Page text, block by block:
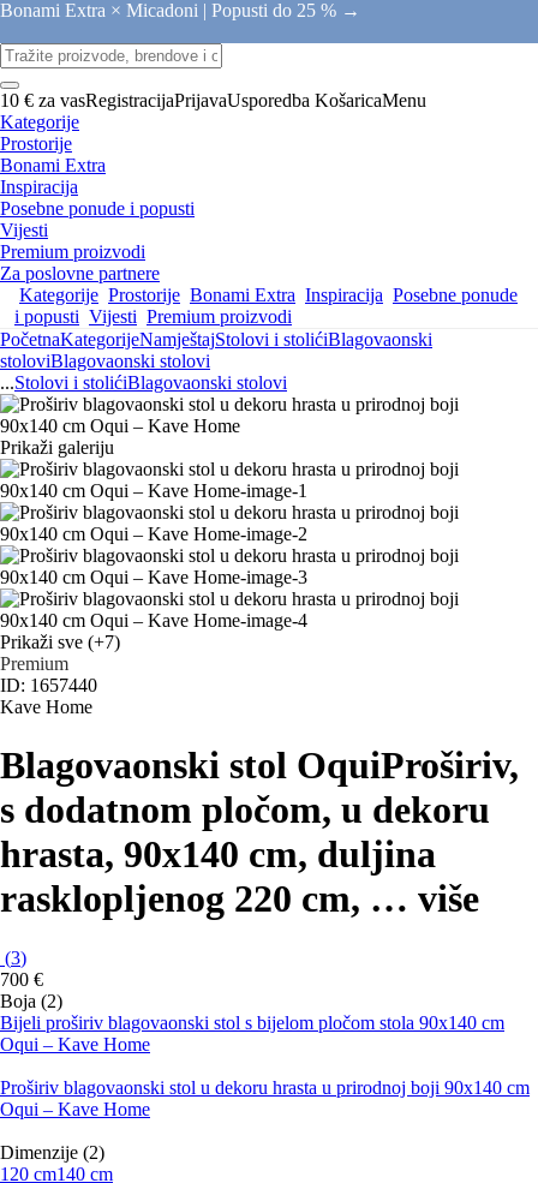
Bonami Extra × Micadoni | Popusti do 25 % →
10 € za vasRegistracijaPrijavaUsporedba KošaricaMenu
Kategorije
Prostorije
Bonami Extra
Inspiracija
Posebne ponude i popusti
Vijesti
Premium proizvodi
Za poslovne partnere
Kategorije Prostorije Bonami Extra Inspiracija Posebne ponude
i popusti Vijesti Premium proizvodi
PočetnaKategorijeNamještajStolovi i stolićiBlagovaonski
stoloviBlagovaonski stolovi
...Stolovi i stolićiBlagovaonski stolovi
Prikaži galeriju
Prikaži sve (+7)
Premium
ID: 1657440
Kave Home
Blagovaonski stol OquiProširiv,
s dodatnom pločom, u dekoru
hrasta, 90x140 cm, duljina
rasklopljenog 220 cm, … više
(3)
700 €
Boja (2)
Bijeli proširiv blagovaonski stol s bijelom pločom stola 90x140 cm
Oqui – Kave Home
Proširiv blagovaonski stol u dekoru hrasta u prirodnoj boji 90x140 cm
Oqui – Kave Home
Dimenzije (2)
120 cm140 cm